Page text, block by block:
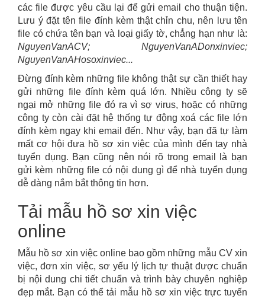
các file được yêu cầu lại để gửi email cho thuận tiện.
Lưu ý đặt tên file đính kèm thật chỉn chu, nên lưu tên
file có chứa tên bạn và loại giấy tờ, chẳng hạn như là:
NguyenVanACV; NguyenVanADonxinviec;
NguyenVanAHosoxinviec...
Đừng đính kèm những file không thật sự cần thiết hay
gửi những file đính kèm quá lớn. Nhiều công ty sẽ
ngại mở những file đó ra vì sợ virus, hoặc có những
công ty còn cài đặt hệ thống tự động xoá các file lớn
đính kèm ngay khi email đến. Như vậy, bạn đã tự làm
mất cơ hội đưa hồ sơ xin việc của mình đến tay nhà
tuyển dụng. Bạn cũng nên nói rõ trong email là bạn
gửi kèm những file có nội dung gì để nhà tuyển dụng
dễ dàng nắm bắt thông tin hơn.
Tải mẫu hồ sơ xin việc
online
Mẫu hồ sơ xin việc online bao gồm những mẫu CV xin
việc, đơn xin việc, sơ yếu lý lịch tự thuật được chuẩn
bị nội dung chi tiết chuẩn và trình bày chuyên nghiệp
đẹp mắt. Bạn có thể tải mẫu hồ sơ xin việc trực tuyến